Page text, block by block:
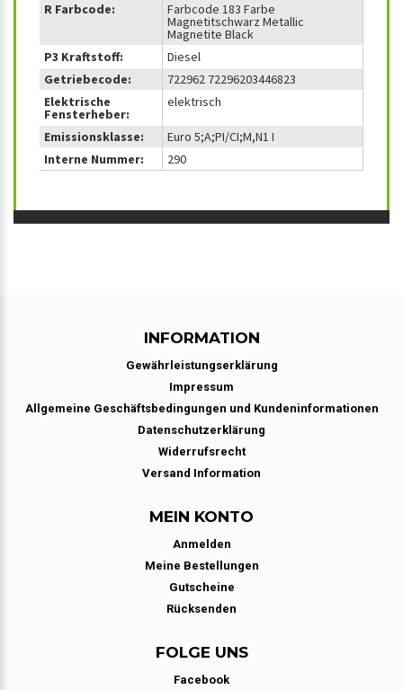
R Farbcode:
Farbcode 183 Farbe
Magnetitschwarz Metallic
Magnetite Black
P3 Kraftstoff:
Diesel
Getriebecode:
722962 72296203446823
Elektrische
Fensterheber:
elektrisch
Emissionsklasse:
Euro 5;A;PI/CI;M,N1 I
Interne Nummer:
290
INFORMATION
Gewährleistungserklärung
Impressum
Allgemeine Geschäftsbedingungen und Kundeninformationen
Datenschutzerklärung
Widerrufsrecht
Versand Information
MEIN KONTO
Anmelden
Meine Bestellungen
Gutscheine
Rücksenden
FOLGE UNS
Facebook